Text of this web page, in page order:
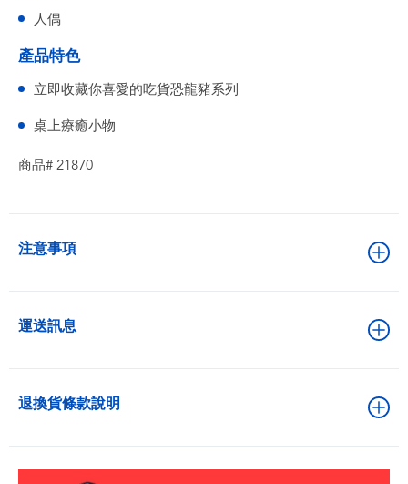
人偶
產品特色
立即收藏你喜愛的吃貨恐龍豬系列
桌上療癒小物
商品# 21870
注意事項
運送訊息
退換貨條款說明